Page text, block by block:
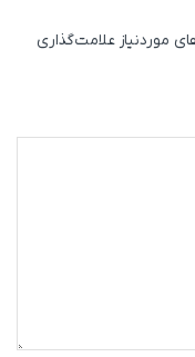
موردنیاز علامت‌گذاری